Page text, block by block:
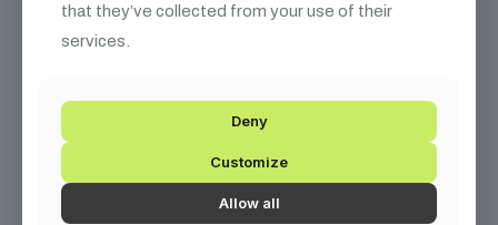
Focus Hybridegy igaziminden az egyben mozgófejes LED
kiváló vetítési képességgel rendelkezik. Ideális választás, ha egy
that they’ve collected from your use of their
services.
Deny
Customize
Allow all